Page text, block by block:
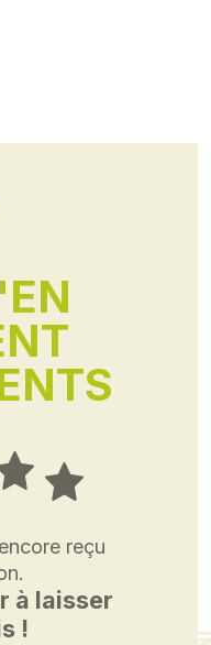
reçu
à laisser
!